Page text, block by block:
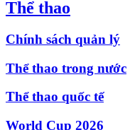
Thể thao
Chính sách quản lý
Thể thao trong nước
Thể thao quốc tế
World Cup 2026